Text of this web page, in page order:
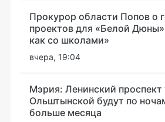
Прокурор области Попов о
проектов для «Белой
как со школами»
вчера, 19:04
Мэрия: Ленинский проспект
Ольштынской будут по
больше месяца